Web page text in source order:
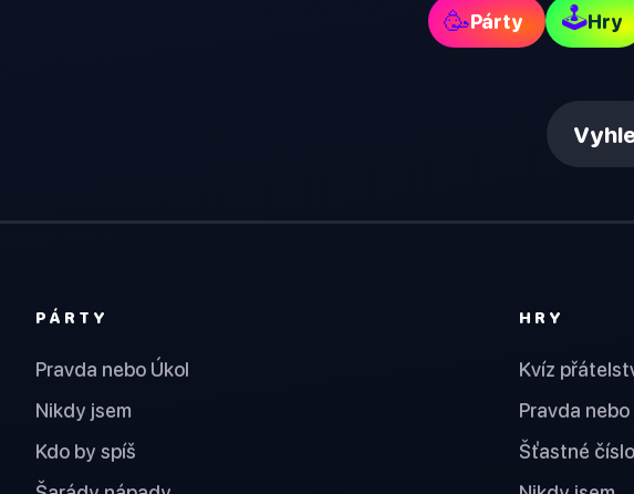
🥳Párty 🕹Hry
PÁRTY
Pravda nebo Úkol
Nikdy jsem
Kdo by spíš
HRY
Kvíz
Pravda nebo
Šťastné číslo